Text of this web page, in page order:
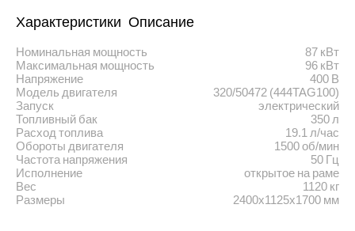
Характеристики Описание
Номинальная мощность
87 кВт
Максимальная мощность
96 кВт
Напряжение
400 В
Модель двигателя
320/50472 (444TAG100)
Запуск
электрический
Топливный бак
350 л
Расход топлива
19.1 л/час
Обороты двигателя
1500 об/мин
Частота напряжения
50 Гц
Исполнение
открытое на раме
Вес
1120 кг
Размеры
2400х1125x1700 мм